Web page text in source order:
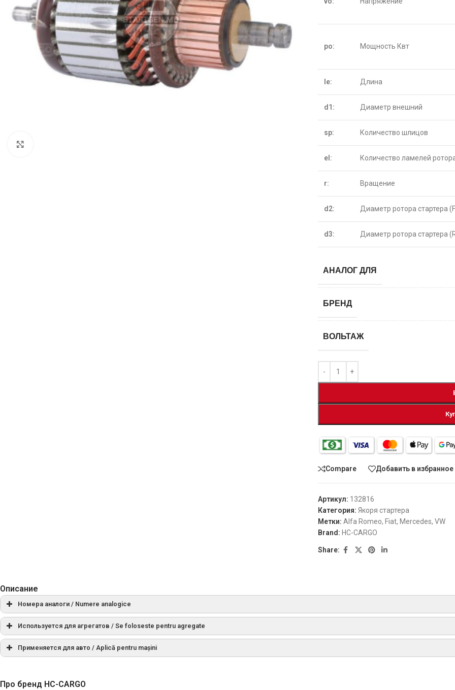
po: Мощность Квт
le: Длина
d1: Диаметр внешний
sp: Количество шлицов
el: Количество ламелей
r: Вращение
d2: Диаметр ротора стартера
d3: Диаметр ротора стартера
АНАЛОГ ДЛЯ
БРЕНД
ВОЛЬТАЖ
Compare Добавить в избранное
Артикул: 132816
Категория: Якоря стартера
Метки: Alfa Romeo, Fiat, Mercedes, VW
Brand: HC-CARGO
Share:
Описание
Номера аналоги / Numere analogice
AS SA0026, SA0107
BMW 12411721287
Bosch
1007010094
Используется для агрегатов / Se foloseste pentru agregate
Применяется для авто / Aplică pentru mașini
Про бренд HC-CARGO